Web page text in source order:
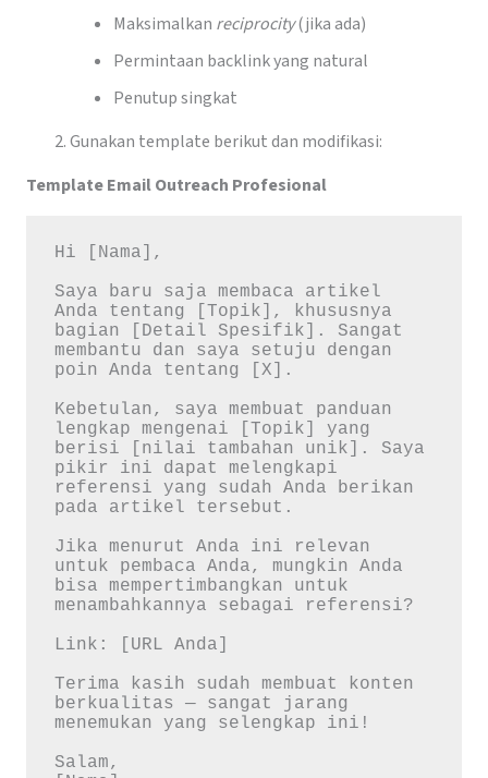
Maksimalkan reciprocity(jika ada)
Permintaan backlink yang natural
Penutup singkat
Gunakan template berikut dan modifikasi:
Template Email Outreach Profesional
Hi [Nama],
Saya baru saja membaca artikel
Anda tentang [Topik], khususnya
bagian [Detail Spesifik]. Sangat
membantu dan saya setuju dengan
poin Anda tentang [X].
Kebetulan, saya membuat panduan
lengkap mengenai [Topik] yang
berisi [nilai tambahan unik]. Saya
pikir ini dapat melengkapi
referensi yang sudah Anda berikan
pada artikel tersebut.
Jika menurut Anda ini relevan
untuk pembaca Anda, mungkin Anda
bisa mempertimbangkan untuk
menambahkannya sebagai referensi?
Link: [URL Anda]
Terima kasih sudah membuat konten
berkualitas — sangat jarang
menemukan yang selengkap ini!
Salam,